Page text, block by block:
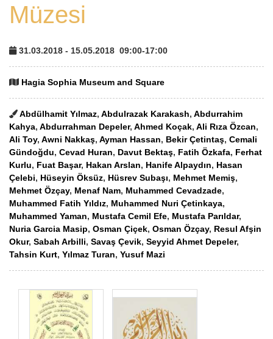
Müzesi
31.03.2018 - 15.05.2018 09:00-17:00
Hagia Sophia Museum and Square
Abdülhamit Yılmaz, Abdulrazak Karakash, Abdurrahim
Kahya, Abdurrahman Depeler, Ahmed Koçak, Ali Rıza Özcan,
Ali Toy, Awni Nakkaş, Ayman Hassan, Bekir Çetintaş, Cemali
Gündoğdu, Cevad Huran, Davut Bektaş, Fatih Özkafa, Ferhat
Kurlu, Fuat Başar, Hakan Arslan, Hanife Alpaydın, Hasan
Çelebi, Hüseyin Öksüz, Hüsrev Subaşı, Mehmet Memiş,
Mehmet Özçay, Menaf Nam, Muhammed Cevadzade,
Muhammed Fatih Yıldız, Muhammed Nuri Çetinkaya,
Muhammed Yaman, Mustafa Cemil Efe, Mustafa Parıldar,
Nuria Garcia Masip, Osman Çiçek, Osman Özçay, Resul Afşin
Okur, Sabah Arbilli, Savaş Çevik, Seyyid Ahmet Depeler,
Tahsin Kurt, Yılmaz Turan, Yusuf Mazi